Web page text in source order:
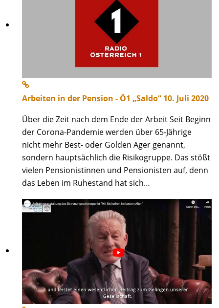
Arbeiten in der Pension - Ö1 „Saldo“ 10. Juli 2020
Über die Zeit nach dem Ende der Arbeit Seit Beginn
der Corona-Pandemie werden über 65-Jährige
nicht mehr Best- oder Golden Ager genannt,
sondern hauptsächlich die Risikogruppe. Das stößt
vielen Pensionistinnen und Pensionisten auf, denn
das Leben im Ruhestand hat sich…